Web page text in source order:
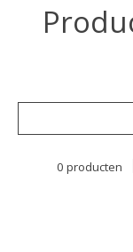
0 producten